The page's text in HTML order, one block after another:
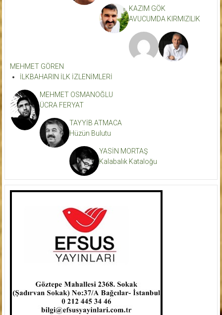
KAZIM GÖK
AVUCUMDA KIRMIZILIK
MEHMET GÖREN
İLKBAHARIN İLK İZLENİMLERİ
MEHMET OSMANOĞLU
ÜCRA FERYAT
TAYYİB ATMACA
Hüzün Bulutu
YASİN MORTAŞ
Kalabalık Kataloğu